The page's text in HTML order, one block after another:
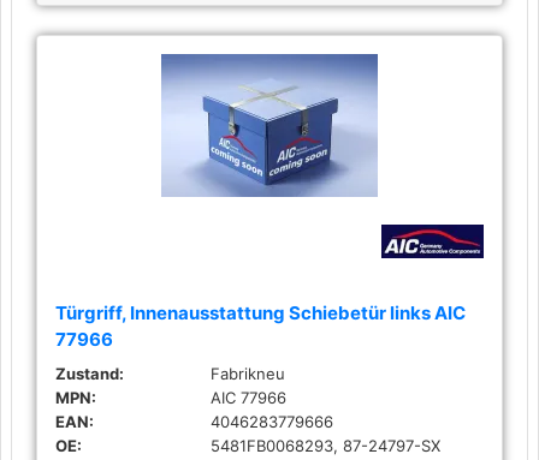
Türgriff, Innenausstattung Schiebetür links AIC
77966
Zustand:
Fabrikneu
MPN:
AIC 77966
EAN:
4046283779666
OE:
5481FB0068293, 87-24797-SX